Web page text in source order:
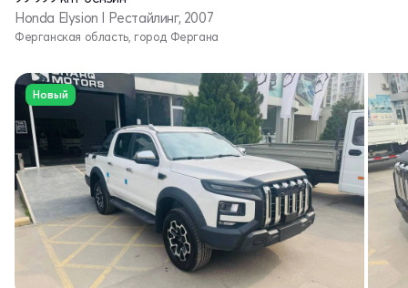
Honda Elysion I Рестайлинг, 2007
Ферганская область, город Фергана
Новый